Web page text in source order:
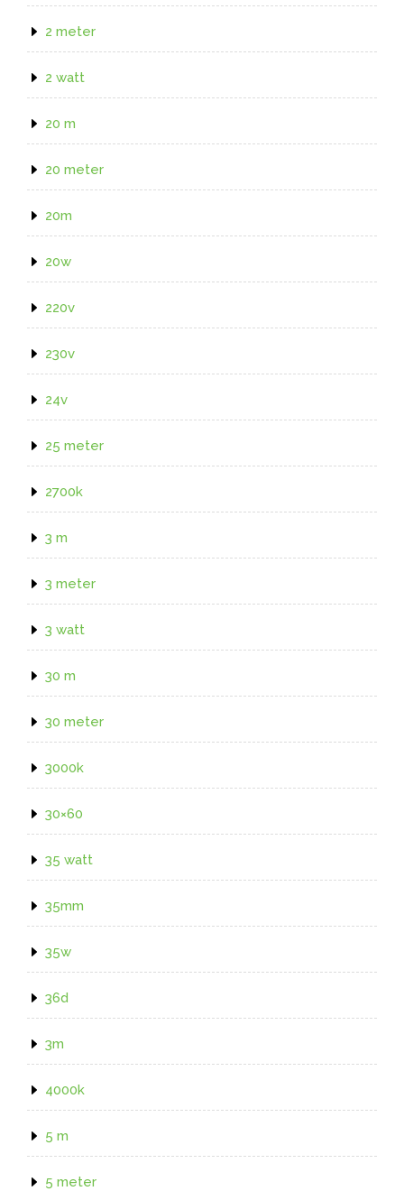
2 meter
2 watt
20 m
20 meter
20m
20w
220v
230v
24v
25 meter
2700k
3 m
3 meter
3 watt
30 m
30 meter
3000k
30×60
35 watt
35mm
35w
36d
3m
4000k
5 m
5 meter